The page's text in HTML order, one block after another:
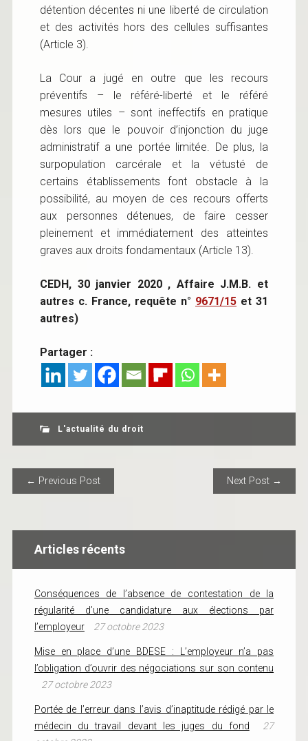
détention décentes ni une liberté de circulation
et des activités hors des cellules suffisantes
(Article 3).
La Cour a jugé en outre que les recours
préventifs – le référé-liberté et le référé
mesures utiles – sont ineffectifs en pratique
dès lors que le pouvoir d’injonction du juge
administratif a une portée limitée. De plus, la
surpopulation carcérale et la vétusté de
certains établissements font obstacle à la
possibilité, au moyen de ces recours offerts
aux personnes détenues, de faire cesser
pleinement et immédiatement des atteintes
graves aux droits fondamentaux (Article 13).
CEDH, 30 janvier 2020 , Affaire J.M.B. et
autres c. France, requête n° 9671/15 et 31
autres)
Partager :
L'actualité du droit
POST NAVIGATION
← Previous Post Next Post →
Articles récents
Conséquences de l’absence de contestation de la
régularité d’une candidature aux élections par
l’employeur
27 octobre 2023
Mise en place d’une BDESE : L’employeur n’a pas
l’obligation d’ouvrir des négociations sur son contenu
27 octobre 2023
Portée de l’erreur dans l’avis d’inaptitude rédigé par le
médecin du travail devant les juges du fond
27